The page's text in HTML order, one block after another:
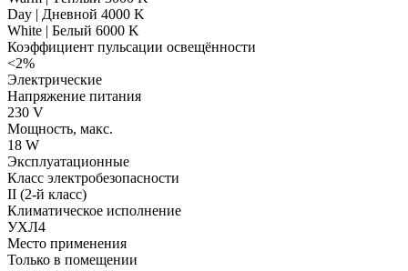
Day | Дневной 4000 K
White | Белый 6000 K
Коэффициент пульсации освещённости
<2%
Электрические
Напряжение питания
230 V
Мощность, макс.
18 W
Эксплуатационные
Класс электробезопасности
II (2-й класс)
Климатическое исполнение
УХЛ4
Место применения
Только в помещении